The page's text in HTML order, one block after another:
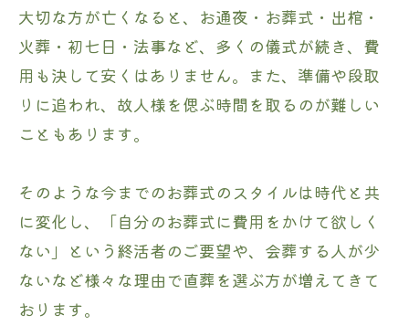
大切な方が亡くなると、お通夜・お葬式・出棺・
火葬・初七日・法事など、多くの儀式が続き、費
用も決して安くはありません。また、準備や段取
りに追われ、故人様を偲ぶ時間を取るのが難しい
こともあります。
そのような今までのお葬式のスタイルは時代と共
に変化し、「自分のお葬式に費用をかけて欲しく
ない」という終活者のご要望や、会葬する人が少
ないなど様々な理由で直葬を選ぶ方が増えてきて
おります。